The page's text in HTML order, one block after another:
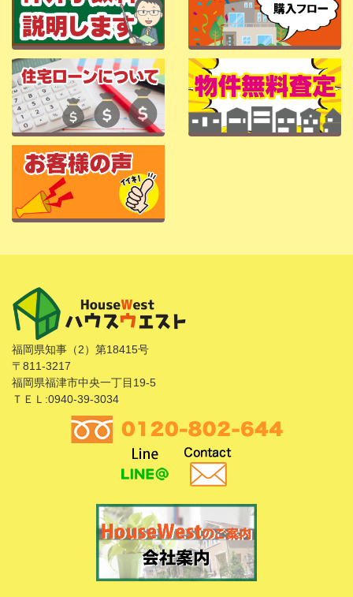
福岡県知事（2）第18415号
〒811-3217
福岡県福津市中央一丁目19-5
ＴＥＬ:0940-39-3034